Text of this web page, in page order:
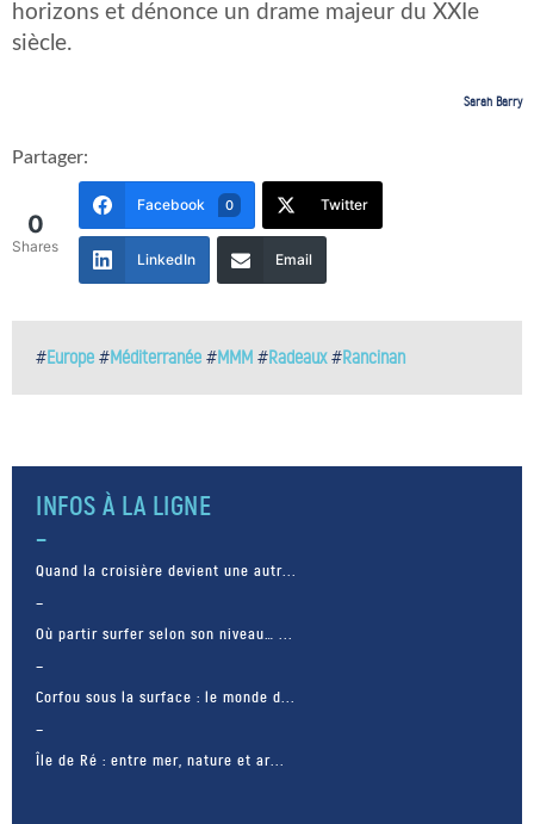
horizons et dénonce un drame majeur du XXIe
siècle.
Sarah Barry
Partager:
0
Shares
Facebook 0 Twitter
LinkedIn Email
#Europe #Méditerranée #MMM #Radeaux#Rancinan
INFOS À LA LIGNE
Quand la croisière devient une autr...
Où partir surfer selon son niveau… ...
Corfou sous la surface : le monde d...
Île de Ré : entre mer, nature et ar...